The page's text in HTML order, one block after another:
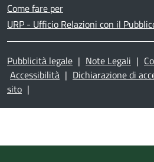
Come fare per
URP - Ufficio Relazioni con il
Pubblicità legale | Note Legali |
Accessibilità | Dichiarazione di
sito |